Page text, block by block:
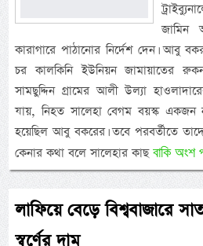
জামিন
কারাগারে পাঠানোর নির্দেশ দেন। আবু
চর কালকিনি ইউনিয়ন জামায়াতের
সামছুদ্দিন গ্রামের আলী উল্যা
যায়, নিহত সালেহা বেগম বয়স্ক একজন
হয়েছিল আবু বকরের। তবে পরবর্তীতে
কেনার কথা বলে সালেহার কাছবাকি অংশ
লাফিয়ে বেড়ে বিশ্ববাজারে
স্বর্ণের দাম